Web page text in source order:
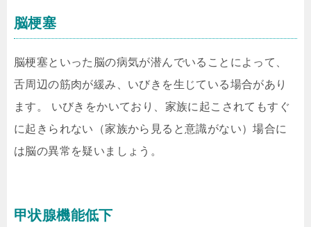
脳梗塞
脳梗塞といった脳の病気が潜んでいることによって、
舌周辺の筋肉が緩み、いびきを生じている場合があり
ます。 いびきをかいており、家族に起こされてもすぐ
に起きられない（家族から見ると意識がない）場合に
は脳の異常を疑いましょう。
甲状腺機能低下